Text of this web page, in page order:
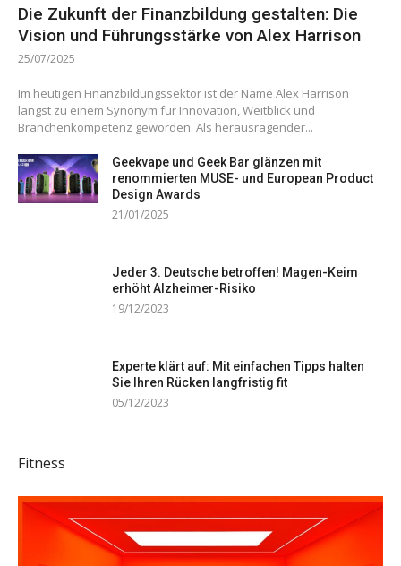
Die Zukunft der Finanzbildung gestalten: Die
Vision und Führungsstärke von Alex Harrison
25/07/2025
Im heutigen Finanzbildungssektor ist der Name Alex Harrison
längst zu einem Synonym für Innovation, Weitblick und
Branchenkompetenz geworden. Als herausragender...
Geekvape und Geek Bar glänzen mit
renommierten MUSE- und European Product
Design Awards
21/01/2025
Jeder 3. Deutsche betroffen! Magen-Keim
erhöht Alzheimer-Risiko
19/12/2023
Experte klärt auf: Mit einfachen Tipps halten
Sie Ihren Rücken langfristig fit
05/12/2023
Fitness